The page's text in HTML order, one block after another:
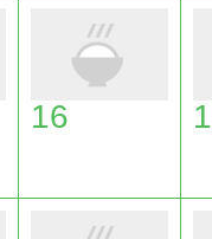
16